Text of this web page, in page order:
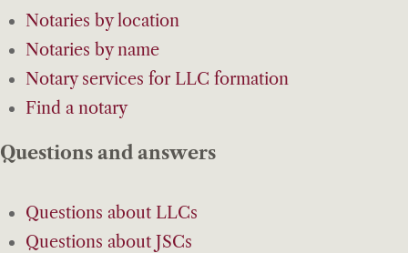
Notaries by location
Notaries by name
Notary services for LLC formation
Find a notary
Questions and answers
Questions about LLCs
Questions about JSCs